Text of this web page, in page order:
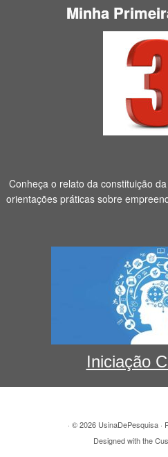
Minha
Conheça o relato da constituição
orientações práticas sobre
Iniciação
· © 2026 UsinaDePesquisa·
Designed with the